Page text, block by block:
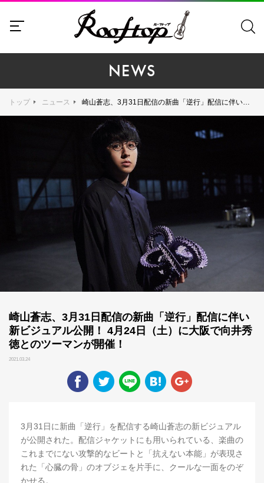
NEWS
トップ ニュース 崎山蒼志、3月31日配信の新曲「逆行」配信に伴い新ビジュアル公開！ 4月24日（土）に大阪で向井秀徳とのツーマンが開催！
崎山蒼志、3月31日配信の新曲「逆行」配信に伴い
新ビジュアル公開！ 4月24日（土）に大阪で向井秀
徳とのツーマンが開催！
2021.03.24
3月31日に新曲「逆行」を配信する崎山蒼志の新ビジュアル
が公開された。配信ジャケットにも用いられている、楽曲の
これまでにない攻撃的なビートと「抗えない本能」が表現さ
れた「心臓の骨」のオブジェを片手に、クールな一面をのぞ
かせる。